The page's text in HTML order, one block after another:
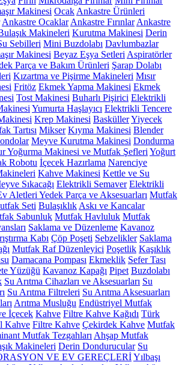
Makinesi Ocak Ankastre Ürünleri
Ankastre Ocaklar Ankastre Fırınlar Ankastre
Makineleri Kurutma Makinesi Derin
Sebilleri Mini Buzdolabı Davlumbazlar
Makinesi Beyaz Eşya Setleri Aspiratörler
Parça ve Bakım Ürünleri Şarap Dolabı
Kızartma ve Pişirme Makineleri Mısır
Fritöz Ekmek Yapma Makinesi Ekmek
Tost Makinesi Buharlı Pişirici Elektrikli
Yumurta Haşlayıcı Elektrikli Tencere
Krep Makinesi BasküllerYiyecek
Tartısı Mikser Kıyma Makinesi Blender
Meyve Kurutma Makinesi Dondurma
Yoğurma Makinesi ve Mutfak Şefleri Yoğurt
Robotu İçecek Hazırlama Narenciye
Kahve Makinesi Kettle ve Su
Sıkacağı Elektrikli Semaver Elektrikli
Aletleri Yedek Parça ve Aksesuarları Mutfak
Seti Bulaşıklık Askı ve Kancalar
Sabunluk Mutfak Havluluk Mutfak
Saklama ve Düzenleme Kavanoz
Kabı Çöp Poşeti Sebzelikler Saklama
Mutfak Raf Düzenleyici Poşetlik Kaşıklık
Damacana Pompası Ekmeklik Sefer Tası
Yüzüğü Kavanoz Kapağı Pipet Buzdolabı
Su Arıtma Cihazları ve Aksesuarları Su
Su Arıtma Filtreleri Su Arıtma Aksesuarları
Arıtma Musluğu Endüstriyel Mutfak
İçecek Kahve Filtre Kahve Kağıdı Türk
Kahve Filtre Kahve Çekirdek Kahve Mutfak
Mutfak Tezgahları Ahşap Mutfak
Makineleri Derin Dondurucular Su
VE EV GEREÇLERİYılbaşı